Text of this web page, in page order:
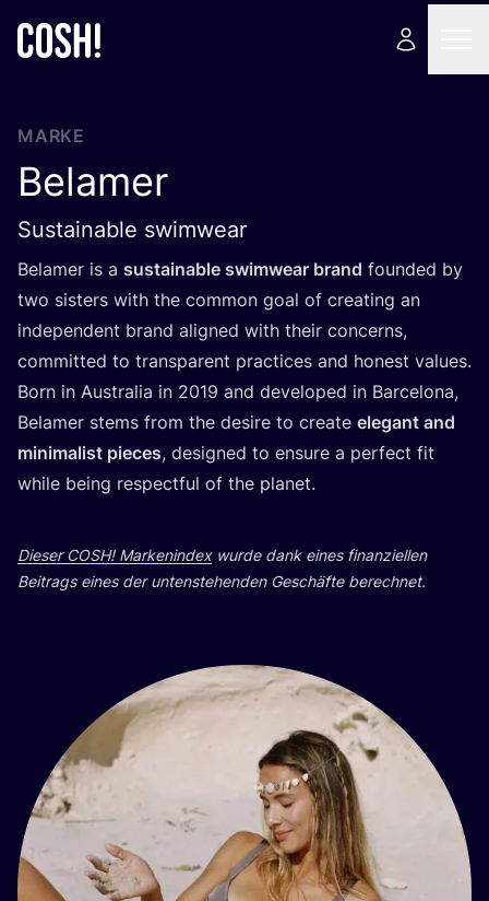
MARKE
Belamer
Sustainable swimwear
Bel­amer is a sus­tainable swim­wear brand foun­ded by
two sis­ters with the com­mon goal of crea­ting an
inde­pen­dent brand ali­gned with their con­cerns,
com­mit­ted to trans­pa­rent prac­ti­ces and honest values.
Born in Aus­tra­lia in 2019 and deve­lo­ped in Bar­ce­lo­na,
Bel­amer stems from the desi­re to crea­te ele­gant and
mini­ma­list pie­ces, desi­gned to ensu­re a per­fect fit
while being respectful of the planet.
Die­ser COSH! Mar­ken­in­dexwur­de dank eines finan­zi­el­len
Bei­trags eines der unten­ste­hen­den Geschäf­te berechnet.